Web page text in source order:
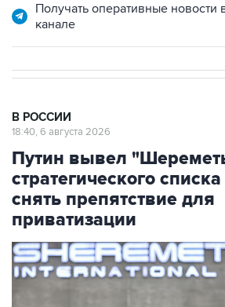
Получать оперативные
канале
В РОССИИ
18:40, 6 августа 2026
Путин вывел
стратегического
снять препятствие для
приватизации